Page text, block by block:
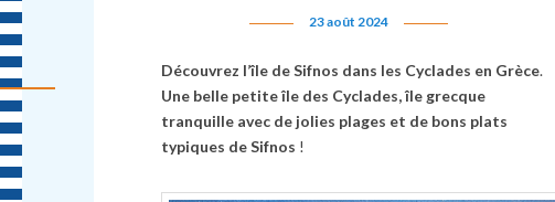
23 août 2024
Découvrez l’île de Sifnos dans les Cyclades en Grèce.
Une belle petite île des Cyclades, île grecque
tranquille avec de jolies plages et de bons plats
typiques de Sifnos !